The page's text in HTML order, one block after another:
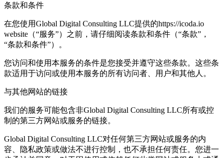
条款和条件
在您使用Global Digital Consulting LLC提供的https://icoda.io
website（“服务”）之前，请仔细阅读条款和条件（“条款”，
“条款和条件”）。
您访问和使用本服务的条件是您接受并遵守这些条款。这些条
款适用于访问或使用本服务的所有访问者、用户和其他人。
与其他网站的链接
我们的服务可能包含非Global Digital Consulting LLC所有或控
制的第三方网站或服务的链接。
Global Digital Consulting LLC对任何第三方网站或服务的内
容、隐私政策或做法不进行控制，也不承担任何责任。您进一